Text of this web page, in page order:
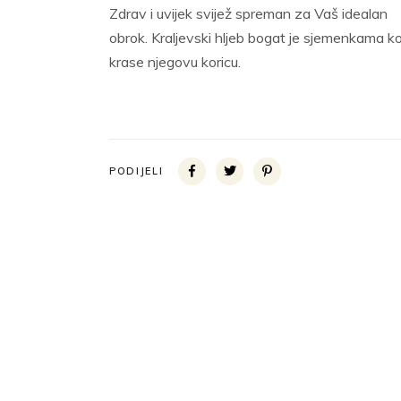
Zdrav i uvijek svijež spreman za Vaš idealan
obrok. Kraljevski hljeb bogat je sjemenkama
krase njegovu koricu.
PODIJELI